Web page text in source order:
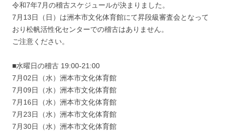
令和7年7月の稽古スケジュールが決まりました。
7月13日（日）は洲本市文化体育館にて昇段級審査会となって
おり松帆活性化センターでの稽古はありません。
ご注意ください。
■水曜日の稽古 19:00-21:00
7月02日（水）洲本市文化体育館
7月09日（水）洲本市文化体育館
7月16日（水）洲本市文化体育館
7月23日（水）洲本市文化体育館
7月30日（水）洲本市文化体育館